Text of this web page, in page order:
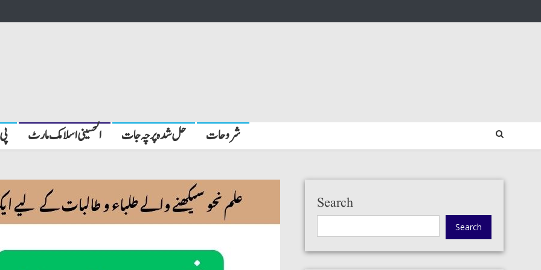
الحسینی اسلامک مارٹ حل شدہ پرچہ جات شروحات
Search
Search